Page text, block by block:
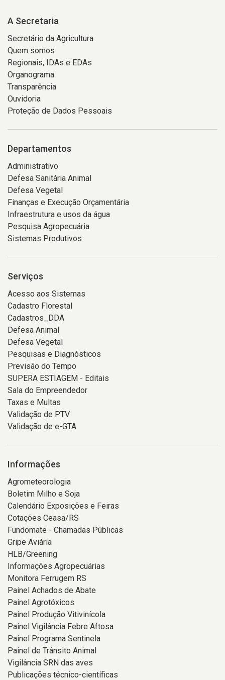
A Secretaria
Secretário da Agricultura
Quem somos
Regionais, IDAs e EDAs
Organograma
Transparência
Ouvidoria
Proteção de Dados Pessoais
Departamentos
Administrativo
Defesa Sanitária Animal
Defesa Vegetal
Finanças e Execução Orçamentária
Infraestrutura e usos da água
Pesquisa Agropecuária
Sistemas Produtivos
Serviços
Acesso aos Sistemas
Cadastro Florestal
Cadastros_DDA
Defesa Animal
Defesa Vegetal
Pesquisas e Diagnósticos
Previsão do Tempo
SUPERA ESTIAGEM - Editais
Sala do Empreendedor
Taxas e Multas
Validação de PTV
Validação de e-GTA
Informações
Agrometeorologia
Boletim Milho e Soja
Calendário Exposições e Feiras
Cotações Ceasa/RS
Fundomate - Chamadas Públicas
Gripe Aviária
HLB/Greening
Informações Agropecuárias
Monitora Ferrugem RS
Painel Achados de Abate
Painel Agrotóxicos
Painel Produção Vitivinícola
Painel Vigilância Febre Aftosa
Painel Programa Sentinela
Painel de Trânsito Animal
Vigilância SRN das aves
Publicações técnico-científicas